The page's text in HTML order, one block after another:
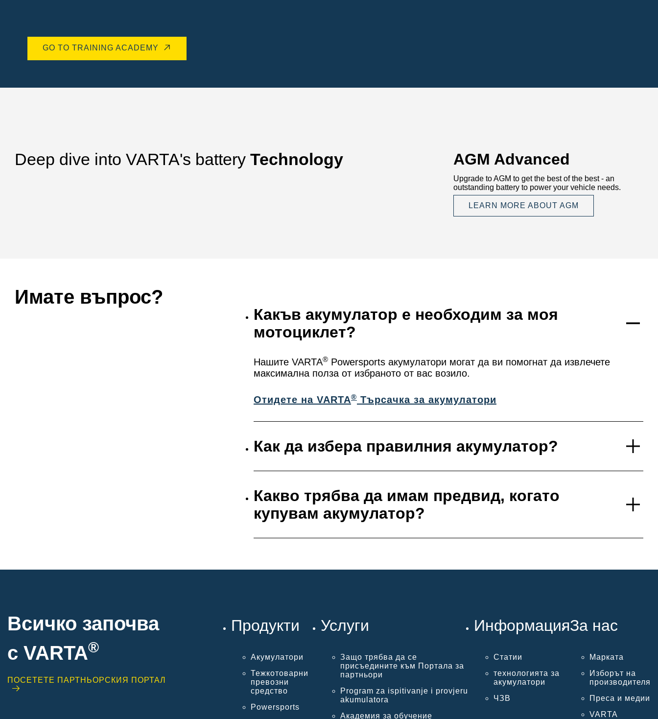
GO TO TRAINING ACADEMY
Deep dive into VARTA's battery Technology AGM Advanced
Upgrade to AGM to get the best of the best - an
outstanding battery to power your vehicle needs.
LEARN MORE ABOUT AGM
Имате въпрос?
Какъв акумулатор е необходим за моя
мотоциклет?
Нашите VARTA® Powersports акумулатори могат да ви помогнат да извлечете
максимална полза от избраното от вас возило.
Отидете на VARTA® Търсачка за акумулатори
Как да избера правилния акумулатор?
Какво трябва да имам предвид, когато
купувам акумулатор?
Всичко започва
с VARTA®
ПОСЕТЕТЕ ПАРТНЬОРСКИЯ ПОРТАЛ
Продукти
Акумулатори
Тежкотоварни
превозни
средство
Powersports
Услуги
Защо трябва да се
присъедините към Портала за
партньори
Program za ispitivanje i provjeru
akumulatora
Академия за обучение
Информация
Статии
технологията за
акумулатори
ЧЗВ
За нас
Марката
Изборът на
производителя
Преса и медии
VARTA